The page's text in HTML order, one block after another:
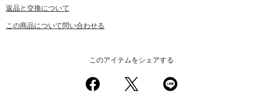
返品と交換について
この商品について問い合わせる
このアイテムをシェアする